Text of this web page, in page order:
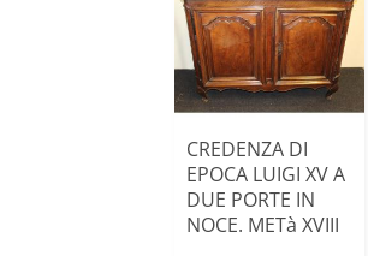
CREDENZA DI
EPOCA LUIGI XV A
DUE PORTE IN
NOCE. METà XVIII